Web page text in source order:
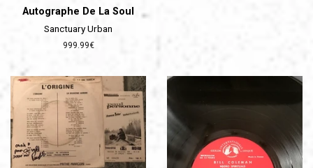
Autographe De La Soul
Sanctuary Urban
Prix
999.99€